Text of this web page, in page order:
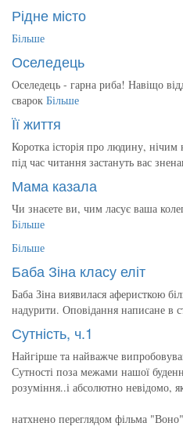
Рідне місто
Більше
Оселедець
Оселедець - гарна риба! Навіщо
сварок Більше
Її життя
Коротка історія про людину,
під час читання застануть вас
Мама казала
Чи знаєете ви, чим ласує ваша
Більше
Більше
Баба Зіна класу еліт
Баба Зіна виявилася аферисткою
надурити. Оповідання написане в
Сутність, ч.1
Найгірше та найважче
Сутності поза межами нашої
розуміння..і абсолютно невідомо,
натхнено переглядом фільма